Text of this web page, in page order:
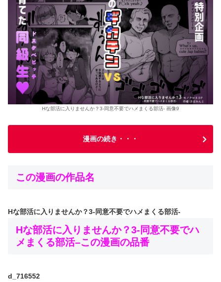
Hな部活に入りませんか？3-同意不要でハメまくる部活- 画像9
漫画の続き・・・
この漫画の作品名
Hな部活に入りませんか？3-同意不要でハメまくる部活-
Hな部活に入りませんか？3-同意不要でハ
メまくる部活–この漫画の品番
d_716552